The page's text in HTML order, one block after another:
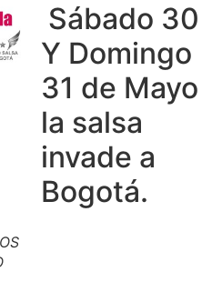
Sábado 30
Y Domingo
31 de Mayo
la salsa
invade a
Bogotá.